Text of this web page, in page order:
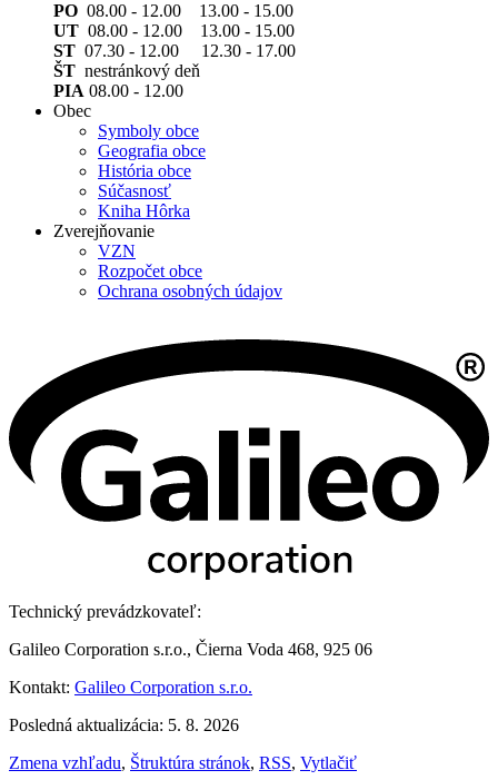
PO 08.00 - 12.00 13.00 - 15.00
UT 08.00 - 12.00 13.00 - 15.00
ST 07.30 - 12.00 12.30 - 17.00
ŠT nestránkový deň
PIA 08.00 - 12.00
Obec
Symboly obce
Geografia obce
História obce
Súčasnosť
Kniha Hôrka
Zverejňovanie
VZN
Rozpočet obce
Ochrana osobných údajov
Technický prevádzkovateľ:
Galileo Corporation s.r.o., Čierna Voda 468, 925 06
Kontakt: Galileo Corporation s.r.o.
Posledná aktualizácia: 5. 8. 2026
Zmena vzhľadu, Štruktúra stránok, RSS, Vytlačiť